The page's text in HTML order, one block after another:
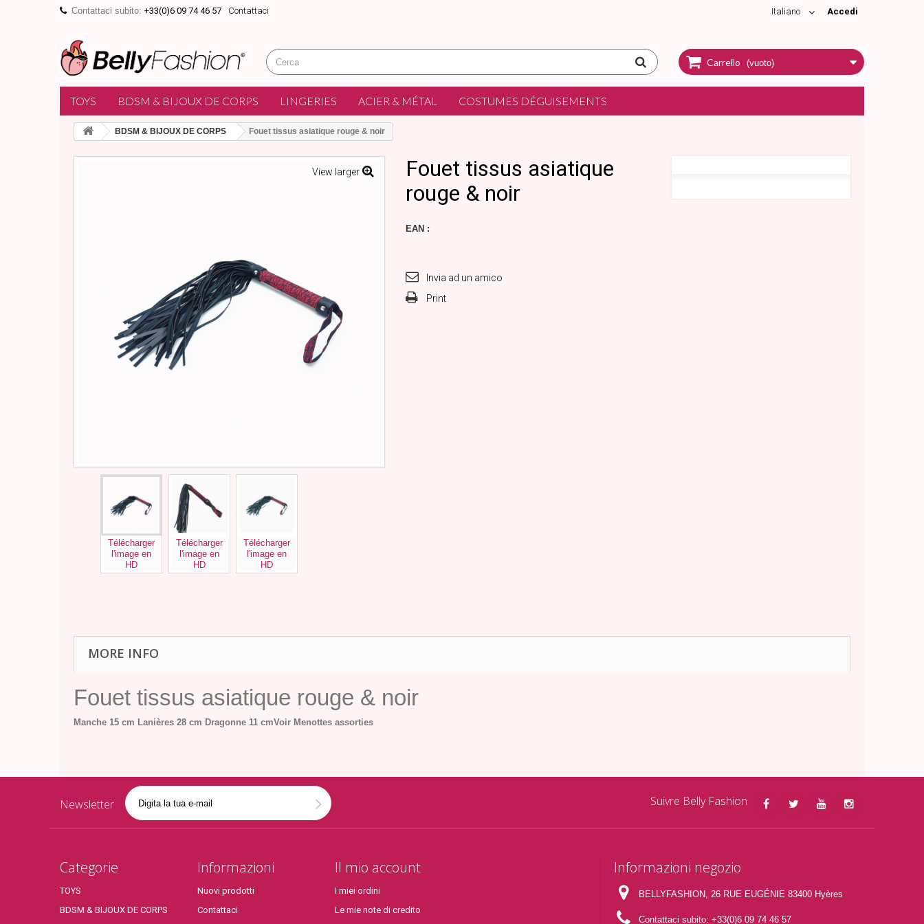
Accedi
Italiano
Contattaci subito: +33(0)6 09 74 46 57 Contattaci
Carrello (vuoto)
TOYS BDSM & BIJOUX DE CORPS LINGERIES ACIER & MÉTAL COSTUMES DÉGUISEMENTS
BDSM & BIJOUX DE CORPS Fouet tissus asiatique rouge & noir
View larger
Télécharger
l'image en
HD
Télécharger
l'image en
HD
Télécharger
l'image en
HD
Fouet tissus asiatique
rouge & noir
EAN :
Invia ad un amico
Print
MORE INFO
Fouet tissus asiatique rouge & noir
Manche 15 cm Lanières 28 cm Dragonne 11 cmVoir Menottes assorties
Newsletter Suivre Belly Fashion
Categorie
TOYS
BDSM & BIJOUX DE CORPS
Informazioni
Nuovi prodotti
Contattaci
Il mio account
I miei ordini
Le mie note di credito
Informazioni negozio
BELLYFASHION, 26 RUE EUGÉNIE 83400 Hyères
Contattaci subito: +33(0)6 09 74 46 57